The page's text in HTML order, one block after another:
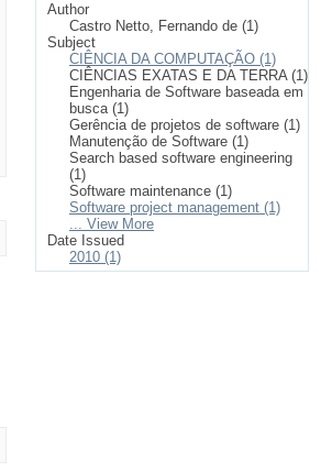
Author
Castro Netto, Fernando de (1)
Subject
CIÊNCIA DA COMPUTAÇÃO (1)
CIÊNCIAS EXATAS E DA TERRA (1)
Engenharia de Software baseada em
busca (1)
Gerência de projetos de software (1)
Manutenção de Software (1)
Search based software engineering
(1)
Software maintenance (1)
Software project management (1)
... View More
Date Issued
2010 (1)